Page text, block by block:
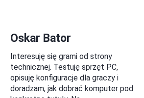
Oskar Bator
Interesuję się grami od strony
technicznej. Testuję sprzęt PC,
opisuję konfiguracje dla graczy i
doradzam, jak dobrać komputer pod